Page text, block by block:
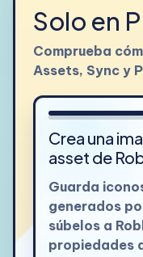
Solo en
Comprueba
Assets, Sync y
Crea una
asset de
Guarda
generados
súbelos a
propiedades